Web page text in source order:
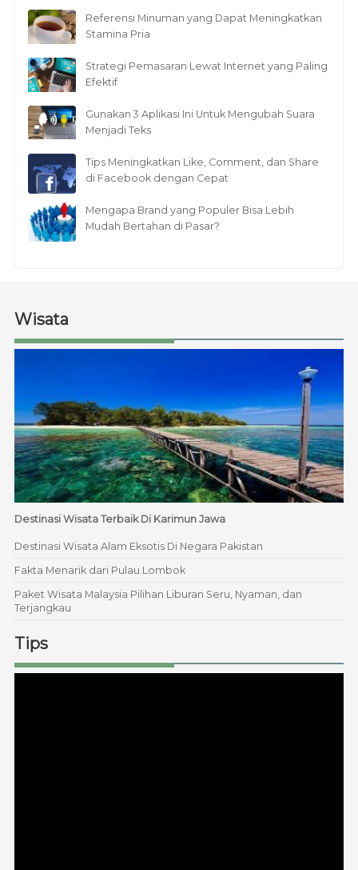
Referensi Minuman yang Dapat Meningkatkan
Stamina Pria
Strategi Pemasaran Lewat Internet yang Paling
Efektif
Gunakan 3 Aplikasi Ini Untuk Mengubah Suara
Menjadi Teks
Tips Meningkatkan Like, Comment, dan Share
di Facebook dengan Cepat
Mengapa Brand yang Populer Bisa Lebih
Mudah Bertahan di Pasar?
Wisata
Destinasi Wisata Terbaik Di Karimun Jawa
Destinasi Wisata Alam Eksotis Di Negara Pakistan
Fakta Menarik dari Pulau Lombok
Paket Wisata Malaysia Pilihan Liburan Seru, Nyaman, dan
Terjangkau
Tips